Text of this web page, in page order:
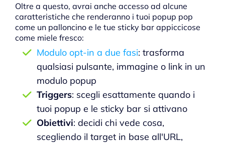
Oltre a questo, avrai anche accesso ad alcune
caratteristiche che renderanno i tuoi popup pop
come un palloncino e le tue sticky bar appiccicose
come miele fresco:
Modulo opt-in a due fasi: trasforma
qualsiasi pulsante, immagine o link in un
modulo popup
Triggers: scegli esattamente quando i
tuoi popup e le sticky bar si attivano
Obiettivi: decidi chi vede cosa,
scegliendo il target in base all'URL,